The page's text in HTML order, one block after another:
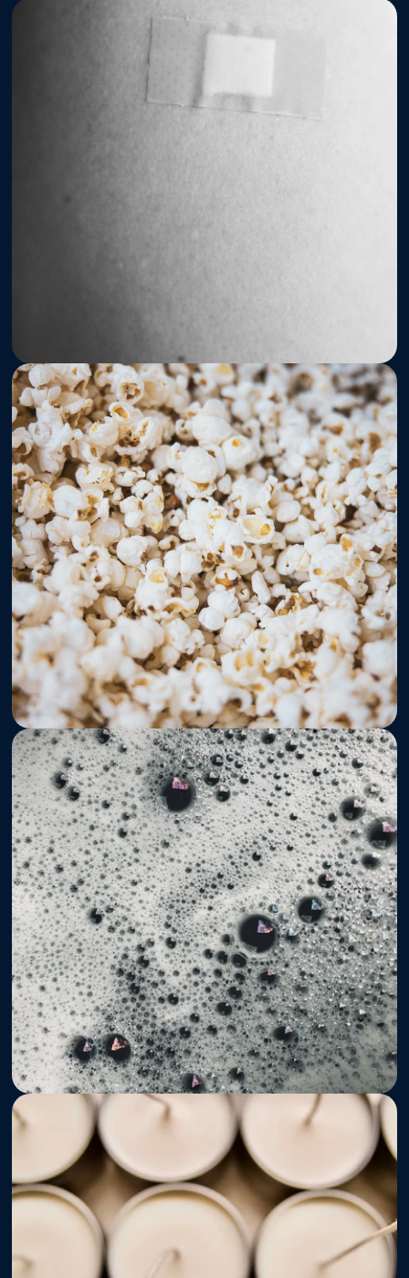
Dispositivos Médicos
Comidas e
Bebidas
Detergentes
      Lab
Regulatório
Velas e
Aromatizantes
      Lab
Regulatório